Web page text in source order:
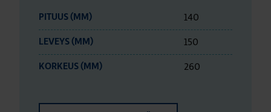
PITUUS (MM) 140
LEVEYS (MM) 150
KORKEUS (MM) 260